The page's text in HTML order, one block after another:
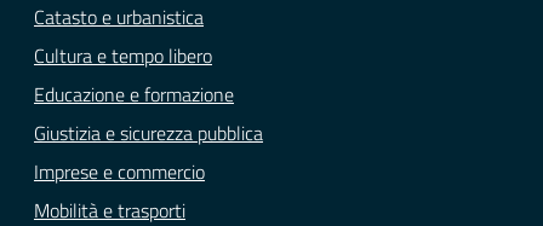
Catasto e urbanistica
Cultura e tempo libero
Educazione e formazione
Giustizia e sicurezza pubblica
Imprese e commercio
Mobilità e trasporti